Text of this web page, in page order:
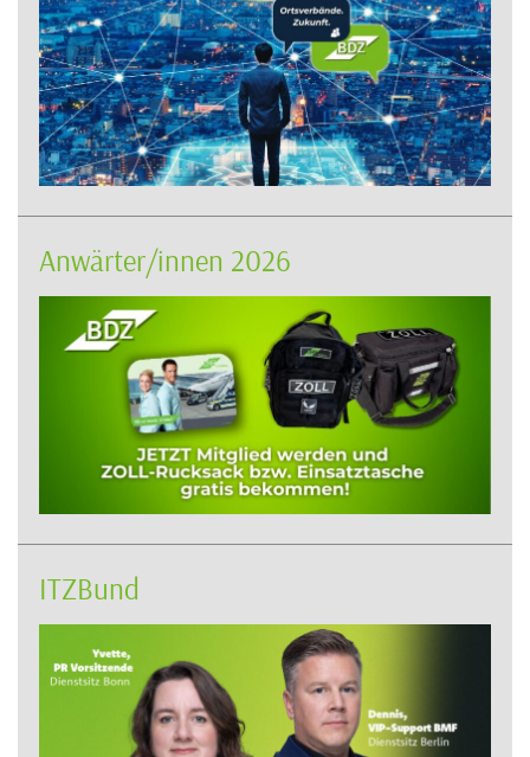
Anwärter/innen 2026
ITZBund